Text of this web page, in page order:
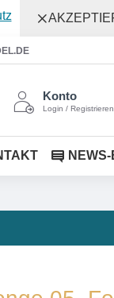
Konto
Login / Registrieren